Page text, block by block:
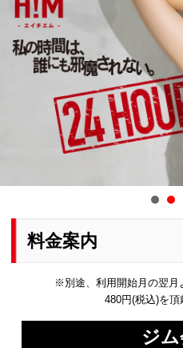
料金案内
※別途、利用開始月の翌月
480円(税込)を頂
ジ